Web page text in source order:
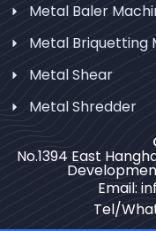
Metal Baler
Metal Briquetting
Metal Shear
Metal Shredder
No.1394 East
Email:
Tel/